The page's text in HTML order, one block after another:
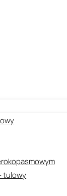
tulowy